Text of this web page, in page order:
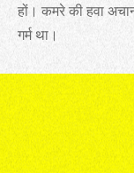
हों। कमरे की हवा
गर्म था।